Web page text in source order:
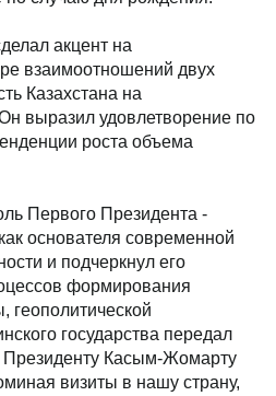
акцент на
взаимоотношений двух
Казахстана на
выразил удовлетворение по
роста объема
Первого Президента -
основателя современной
и подчеркнул его
формирования
геополитической
государства передал
Президенту Касым-Жомарту
визиты в нашу страну,